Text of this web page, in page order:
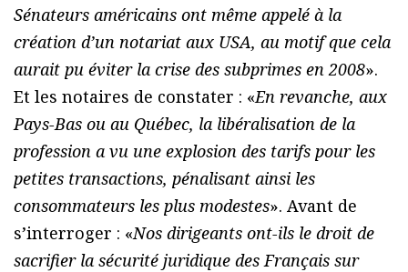
Sénateurs américains ont même appelé à la
création d’un notariat aux USA, au motif que cela
aurait pu éviter la crise des subprimes en 2008».
Et les notaires de constater : «En revanche, aux
Pays-Bas ou au Québec, la libéralisation de la
profession a vu une explosion des tarifs pour les
petites transactions, pénalisant ainsi les
consommateurs les plus modestes». Avant de
s’interroger : «Nos dirigeants ont-ils le droit de
sacrifier la sécurité juridique des Français sur